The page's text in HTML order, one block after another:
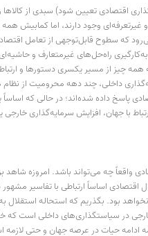
اقتصادی تعیین شود) سبدی از کالاها
وجود دارند، اما کمابیش همه
سطوح قابل‌توجهی از تعامل اقتصادی
به‌کارگیری راه‌حل‌های غیرمتعارف و
همه چیز از مسیر یکسری دستورها و
داخلی، چند دهه محرومیت از نظام
پاسخ داده شده‌اند؛ در حالی که
جهان، افزایش سرمایه‌گذاری خارجی
چه می‌تواند باشد. امروزه
اساساً ارتباطی با تفاسیر مشهور
بود. بگذریم که استحاله
در سیاستگذاری‌های داخلی
حیات در عرصه جهان و حتی لازمه